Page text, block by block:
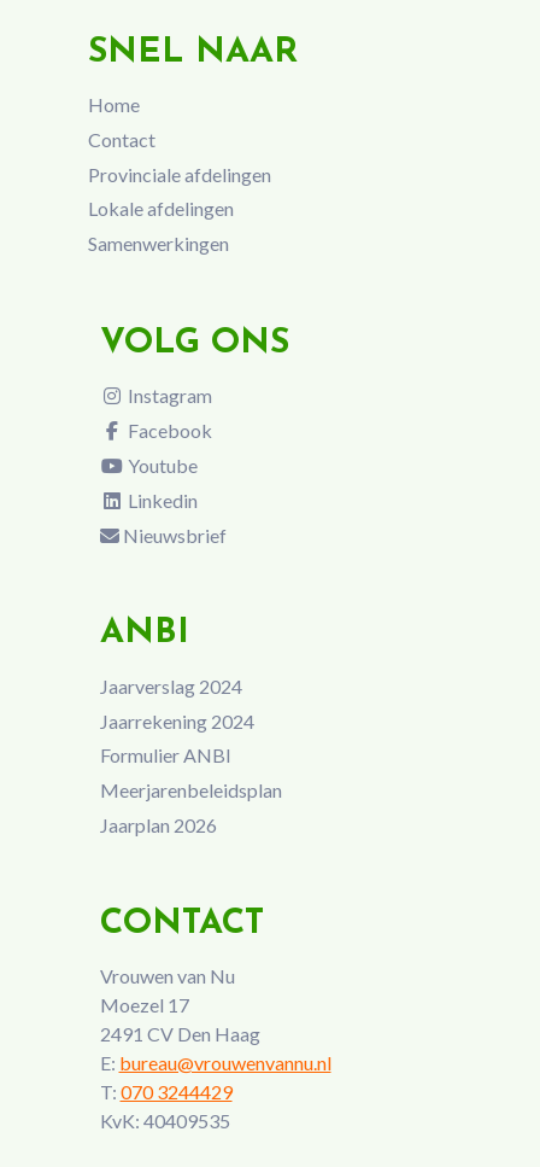
SNEL NAAR
Home
Contact
Provinciale afdelingen
Lokale afdelingen
Samenwerkingen
VOLG ONS
Instagram
Facebook
Youtube
Linkedin
Nieuwsbrief
ANBI
Jaarverslag 2024
Jaarrekening 2024
Formulier ANBI
Meerjarenbeleidsplan
Jaarplan 2026
CONTACT
Vrouwen van Nu
Moezel 17
2491 CV Den Haag
E: bureau@vrouwenvannu.nl
T: 070 3244429
KvK: 40409535